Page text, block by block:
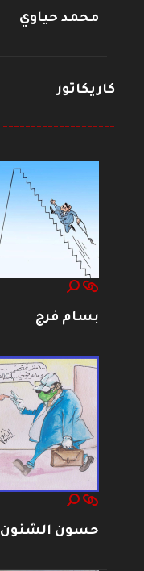
محمد حياوي
كاريكاتور
--------------------
بسام فرج
حسون الشنون